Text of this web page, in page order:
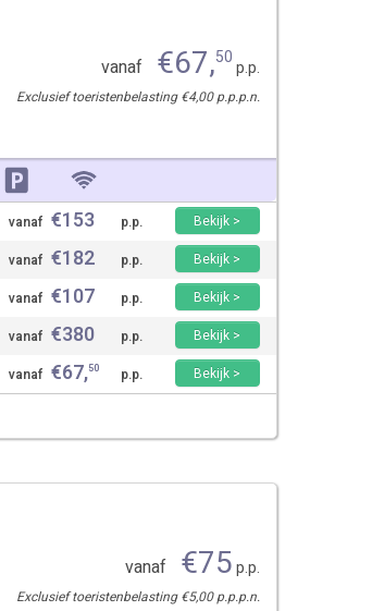
vanaf €67,50p.p.
Exclusief toeristenbelasting €4,00 p.p.p.n.
vanaf €153 p.p.
Bekijk >
vanaf €182 p.p.
Bekijk >
vanaf €107 p.p.
Bekijk >
vanaf €380 p.p.
Bekijk >
vanaf €67,50 p.p. Bekijk >
vanaf €75p.p.
Exclusief toeristenbelasting €5,00 p.p.p.n.